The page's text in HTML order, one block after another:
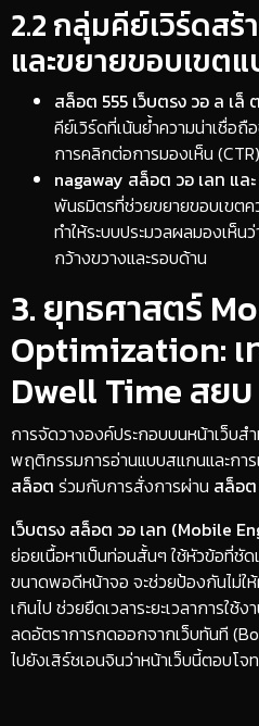
​2.2 กลุ่มคีย์เวิร์ดส
และขยายขอบเขต
สล็อต 555 เว็บตรง วอ ล เล็
คีย์เวิร์ดที่เน้นย้ำความน่าเชื่อถื
การคลิกต่อการมองเห็น
nagaway สล็อต วอ เลท แล
พันธมิตรที่ช่วยขยายขอบเขต
ทำให้ระบบประมวลผลมองเห็น
กว้างขวางและรอบด้าน
​3. ยุทธศาสตร์
Optimization:
Dwell Time สย
การจัดวางองค์ประกอบบนหน้าเว็บ
พฤติกรรมการอ่านแบบสแกนและกา
สล็อต ร่วมกับการสั่งการผ่าน สล็อต
เว็บตรง สล็อต วอ เลท (Mobile
ย่อยเนื้อหาเป็นท่อนสั้นๆ ใช้หัวข้อที่ชั
ขนาดพอดีหน้าจอ จะช่วยป้องกันไม่
เกินไป ช่วยยืดเวลาระยะเวลาการใช้
ลดอัตราการกดออกจากเว็บทันที
ไปยังเสิร์ชเอนจินว่าหน้าเว็บนี้ตอบโ